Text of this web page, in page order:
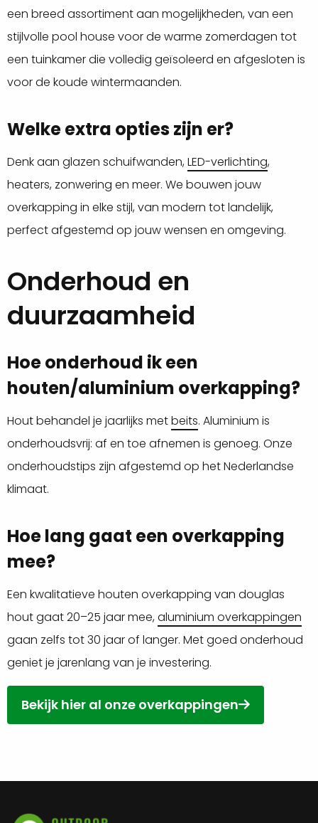
een breed assortiment aan mogelijkheden, van een
stijlvolle pool house voor de warme zomerdagen tot
een tuinkamer die volledig geïsoleerd en afgesloten is
voor de koude wintermaanden.
Welke extra opties zijn er?
Denk aan glazen schuifwanden,LED-verlichting,
heaters, zonwering en meer. We bouwen jouw
overkapping in elke stijl, van modern tot landelijk,
perfect afgestemd op jouw wensen en omgeving.
Onderhoud en
duurzaamheid
Hoe onderhoud ik een
houten/aluminium overkapping?
Hout behandel je jaarlijks metbeits. Aluminium is
onderhoudsvrij: af en toe afnemen is genoeg. Onze
onderhoudstips zijn afgestemd op het Nederlandse
klimaat.
Hoe lang gaat een overkapping
mee?
Een kwalitatieve houten overkapping van douglas
hout gaat 20–25 jaar mee,aluminium overkappingen
gaan zelfs tot 30 jaar of langer. Met goed onderhoud
geniet je jarenlang van je investering.
Bekijk hier al onze overkappingen